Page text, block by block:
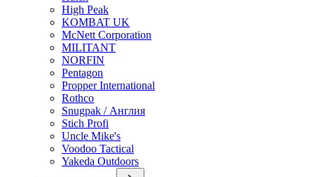
High Peak
KOMBAT UK
McNett Corporation
MILITANT
NORFIN
Pentagon
Propper International
Rothco
Snugpak / Англия
Stich Profi
Uncle Mike's
Voodoo Tactical
Yakeda Outdoors